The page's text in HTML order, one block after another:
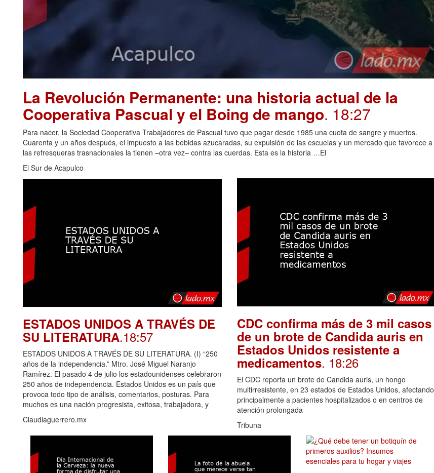
La Revolución Permanente: una historia actual de la
Cooperativa Pascual y el Boing de mango. 18:27
Para nacer, la Sociedad Cooperativa Trabajadores de Pascual tuvo que pagar desde 1985 una cuota de sangre y muertos.
Cuarenta y un años después, el impuesto a las bebidas azucaradas, su expulsión de las escuelas y un mercado que favorece a
las refresqueras trasnacionales la tienen –otra vez– contra las cuerdas. Esta es la historia …El
El Sur de Acapulco
ESTADOS UNIDOS A TRAVÉS DE
SU LITERATURA.18:57
ESTADOS UNIDOS A TRAVÉS DE SU LITERATURA. (I) “250
años de la independencia.” Mtro. José Miguel Naranjo
Ramírez. El pasado 4 de julio los estadounidenses celebraron
250 años de independencia. Estados Unidos es un país que
provoca todo tipo de análisis, comentarios, posturas. Para
muchos es una nación progresista, exitosa, trabajadora, y
Claudiaguerrero.mx
CDC confirma más de 3 mil casos
de un brote de Candida auris en
Estados Unidos resistente a
medicamentos. 18:26
El CDC reporta un brote de Candida auris, un hongo
multirresistente, en 23 estados de Estados Unidos, afectando
principalmente a pacientes hospitalizados o en centros de
atención prolongada
Tribuna